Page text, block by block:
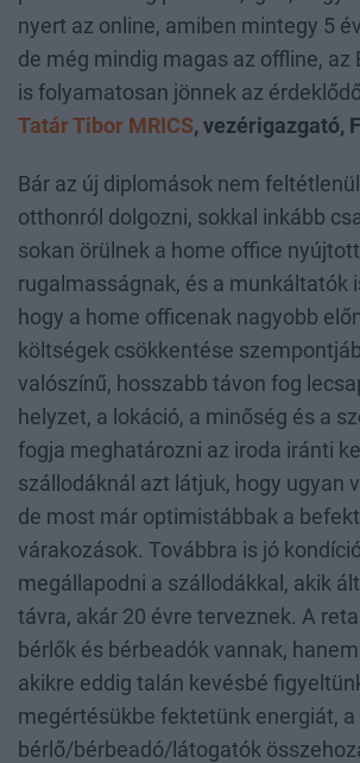
nyert az online, amiben mintegy 5
de még mindig magas az offline, az
is folyamatosan jönnek az
Tatár Tibor MRICS, vezérigazgató,
Bár az új diplomások nem
otthonról dolgozni, sokkal inkább
sokan örülnek a home office
rugalmasságnak, és a munkáltatók
hogy a home officenak nagyobb
költségek csökkentése
valószínű, hosszabb távon fog
helyzet, a lokáció, a minőség és a
fogja meghatározni az iroda iránti
szállodáknál azt látjuk, hogy ugyan
de most már optimistábbak a
várakozások. Továbbra is jó
megállapodni a szállodákkal, akik
távra, akár 20 évre terveznek. A
bérlők és bérbeadók vannak,
akikre eddig talán kevésbé
megértésükbe fektetünk energiát, a
bérlő/bérbeadó/látogatók